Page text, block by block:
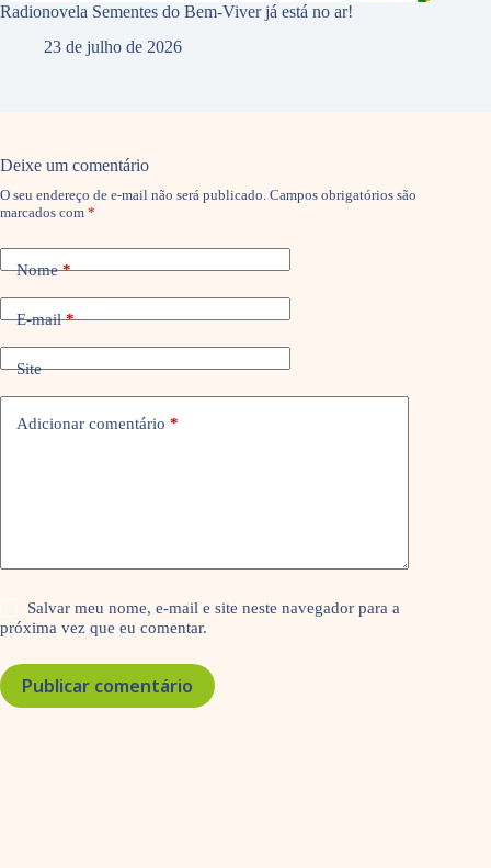
Radionovela Sementes do Bem-Viver já está no ar!
23 de julho de 2026
Deixe um comentário
O seu endereço de e-mail não será publicado. Campos obrigatórios são
marcados com *
Nome*
E-mail*
Site
Adicionar comentário *
Salvar meu nome, e-mail e site neste navegador para a
próxima vez que eu comentar.
Publicar comentário